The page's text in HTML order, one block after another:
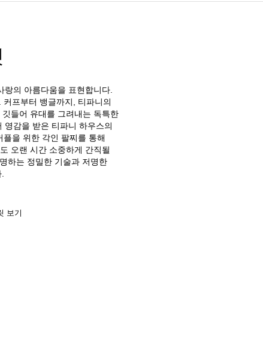
의 아름다움을 표현합니다.
프부터 뱅글까지, 티파니의
들어 유대를 그려내는 독특한
감을 받은 티파니 하우스의
을 위한 각인 팔찌를 통해
오랜 시간 소중하게 간직될
하는 정밀한 기술과 저명한
보기